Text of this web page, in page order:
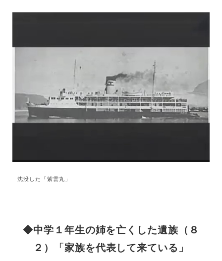
沈没した「紫雲丸」
◆中学１年生の姉を亡くした遺族（８
２）「家族を代表して来ている」